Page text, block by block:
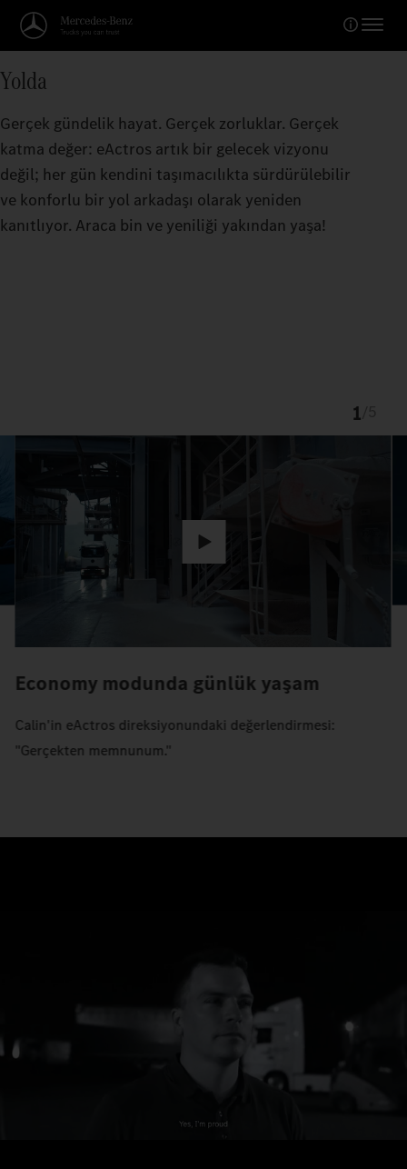
Yolda
Gerçek gündelik hayat. Gerçek zorluklar. Gerçek
katma değer: eActros artık bir gelecek vizyonu
değil; her gün kendini taşımacılıkta sürdürülebilir
ve konforlu bir yol arkadaşı olarak yeniden
kanıtlıyor. Araca bin ve yeniliği yakından yaşa!
1
Economy modunda günlük yaşam
Calin'in eActros direksiyonundaki değerlendirmesi:
"Gerçekten memnunum."